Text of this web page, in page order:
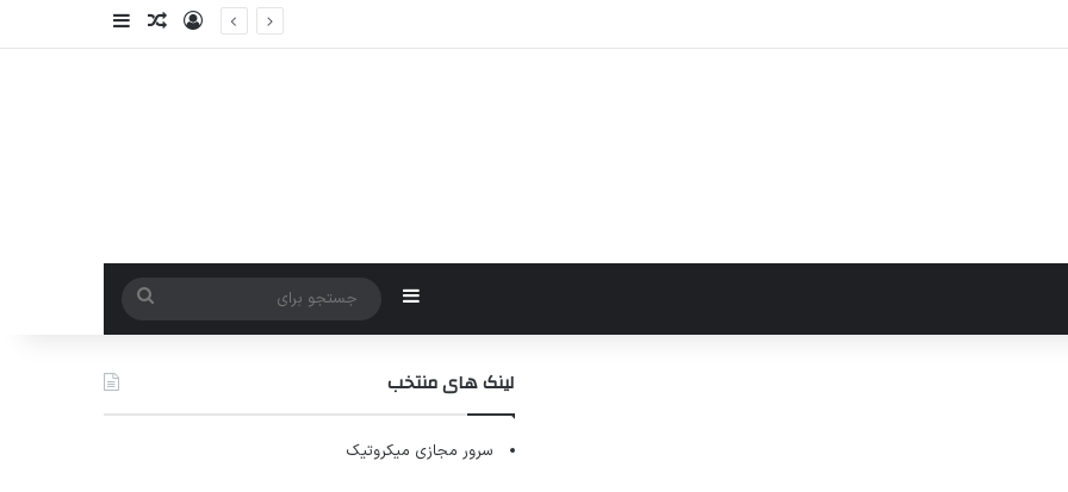
ورودنوشته تصادفی
سایدبار
سایدبار
جستجو
برای
لینک های منتخب
سرور مجازی میکروتیک